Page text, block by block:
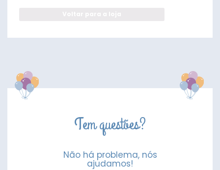
Tem questões?
Não há problema, nós
ajudamos!